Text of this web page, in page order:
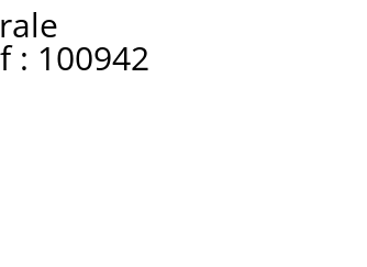
: 100942